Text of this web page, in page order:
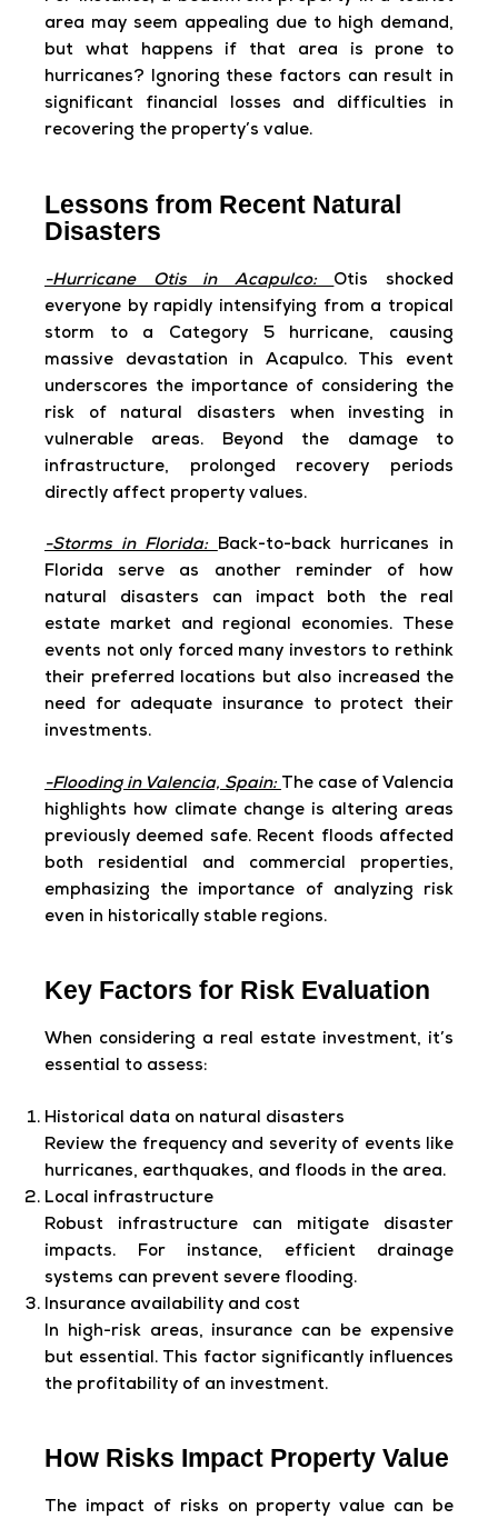
area may seem appealing due to high demand,
but what happens if that area is prone to
hurricanes? Ignoring these factors can result in
significant financial losses and difficulties in
recovering the property’s value.
Lessons from Recent Natural
Disasters
-Hurricane Otis in Acapulco: Otis shocked
everyone by rapidly intensifying from a tropical
storm to a Category 5 hurricane, causing
massive devastation in Acapulco. This event
underscores the importance of considering the
risk of natural disasters when investing in
vulnerable areas. Beyond the damage to
infrastructure, prolonged recovery periods
directly affect property values.
-Storms in Florida:Back-to-back hurricanes in
Florida serve as another reminder of how
natural disasters can impact both the real
estate market and regional economies. These
events not only forced many investors to rethink
their preferred locations but also increased the
need for adequate insurance to protect their
investments.
-Flooding in Valencia, Spain: The case of Valencia
highlights how climate change is altering areas
previously deemed safe. Recent floods affected
both residential and commercial properties,
emphasizing the importance of analyzing risk
even in historically stable regions.
Key Factors for Risk Evaluation
When considering a real estate investment, it’s
essential to assess:
Historical data on natural disasters
Review the frequency and severity of events like
hurricanes, earthquakes, and floods in the area.
Local infrastructure
Robust infrastructure can mitigate disaster
impacts. For instance, efficient drainage
systems can prevent severe flooding.
Insurance availability and cost
In high-risk areas, insurance can be expensive
but essential. This factor significantly influences
the profitability of an investment.
How Risks Impact Property Value
The impact of risks on property value can be